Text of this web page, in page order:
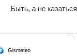
Быть, а не казаться